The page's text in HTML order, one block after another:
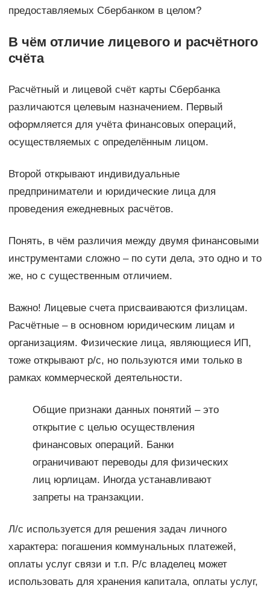
предоставляемых Сбербанком в целом?
В чём отличие лицевого и расчётного
счёта
Расчётный и лицевой счёт карты Сбербанка
различаются целевым назначением. Первый
оформляется для учёта финансовых операций,
осуществляемых с определённым лицом.
Второй открывают индивидуальные
предприниматели и юридические лица для
проведения ежедневных расчётов.
Понять, в чём различия между двумя финансовыми
инструментами сложно – по сути дела, это одно и то
же, но с существенным отличием.
Важно! Лицевые счета присваиваются физлицам.
Расчётные – в основном юридическим лицам и
организациям. Физические лица, являющиеся ИП,
тоже открывают р/с, но пользуются ими только в
рамках коммерческой деятельности.
Общие признаки данных понятий – это
открытие с целью осуществления
финансовых операций. Банки
ограничивают переводы для физических
лиц юрлицам. Иногда устанавливают
запреты на транзакции.
Л/с используется для решения задач личного
характера: погашения коммунальных платежей,
оплаты услуг связи и т.п. Р/с владелец может
использовать для хранения капитала, оплаты услуг,